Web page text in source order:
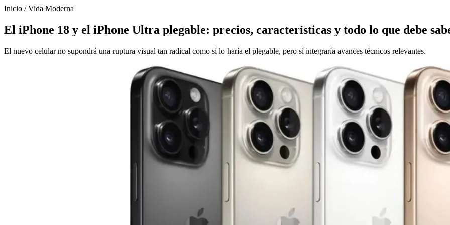
Inicio /Vida Moderna
El iPhone 18 y el iPhone Ultra plegable: precios, características y todo lo que debe
El nuevo celular no supondrá una ruptura visual tan radical como sí lo haría el plegable, pero sí integraría avances técnicos relevantes.